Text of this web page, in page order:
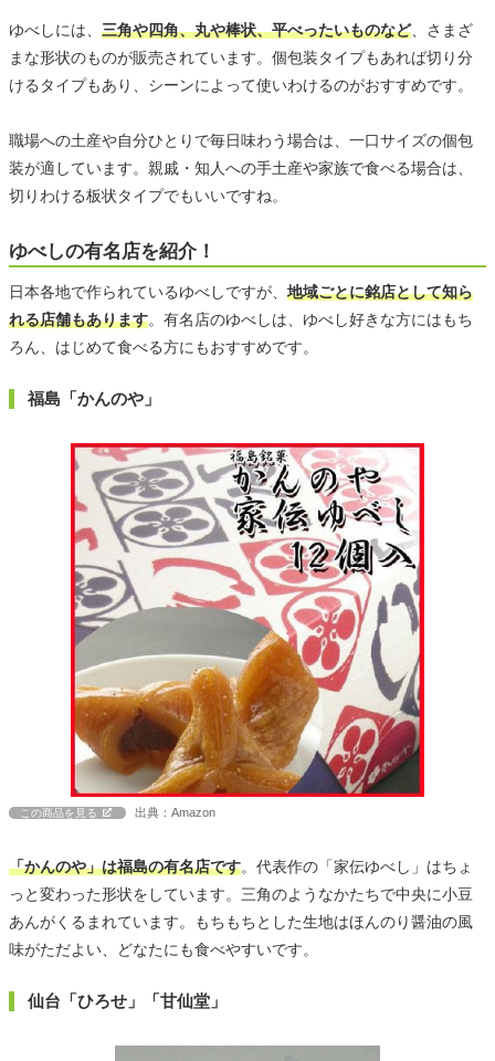
ゆべしには、 三角や四角、丸や棒状、平べったいものなど、さまざ
まな形状のものが販売されています。個包装タイプもあれば切り分
けるタイプもあり、シーンによって使いわけるのがおすすめです。
職場への土産や自分ひとりで毎日味わう場合は、一口サイズの個包
装が適しています。親戚・知人への手土産や家族で食べる場合は、
切りわける板状タイプでもいいですね。
ゆべしの有名店を紹介！
日本各地で作られているゆべしですが、 地域ごとに銘店として知ら
れる店舗もあります。有名店のゆべしは、ゆべし好きな方にはもち
ろん、はじめて食べる方にもおすすめです。
福島「かんのや」
この商品を見る 出典：Amazon
「かんのや」は福島の有名店です。代表作の「家伝ゆべし」はちょ
っと変わった形状をしています。三角のようなかたちで中央に小豆
あんがくるまれています。もちもちとした生地はほんのり醤油の風
味がただよい、どなたにも食べやすいです。
仙台「ひろせ」「甘仙堂」